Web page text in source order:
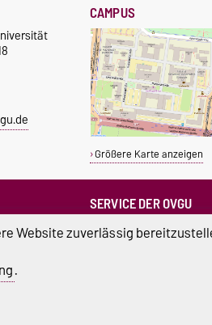
CAMPUS
Größere Karte anzeigen
SERVICE DER OVGU
Infopoint & Fundbüro
+49 391 67-54444
Website zuverlässig
.